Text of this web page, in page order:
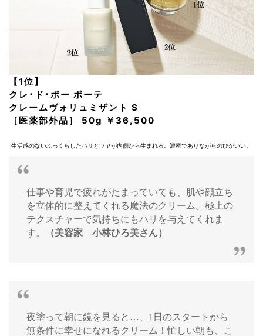
【1位】
クレ･ド･ポー ボーテ
クレームヴォリュミザント S
［医薬部外品］ 50g ￥36,500
生活感のないふっくらしたハリとツヤが内側から生まれる。濃密でありながらのびがいい。
仕事や育児で疲れがたまっていても、肌や顔立ち
を立体的に整えてくれる魔法のクリーム。極上の
テクスチャーで気持ちにもハリを与えてくれま
す。
（美容家 小林ひろ美さん）
夜塗って朝に鏡を見ると…、1日のスタートから
無条件に幸せになれるクリーム！忙しい朝も、こ